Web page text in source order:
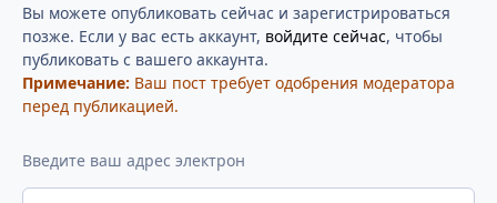
Вы можете опубликовать сейчас и зарегистрироваться
позже. Если у вас есть аккаунт, войдите сейчас, чтобы
публиковать с вашего аккаунта.
Примечание: Ваш пост требует одобрения модератора
перед публикацией.